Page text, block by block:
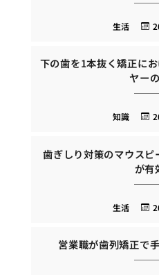
生活
下の歯を1本抜く矯正に
ヤー
知識
歯ぎしり対策のマウス
が有
生活
営業職が歯列矯正で